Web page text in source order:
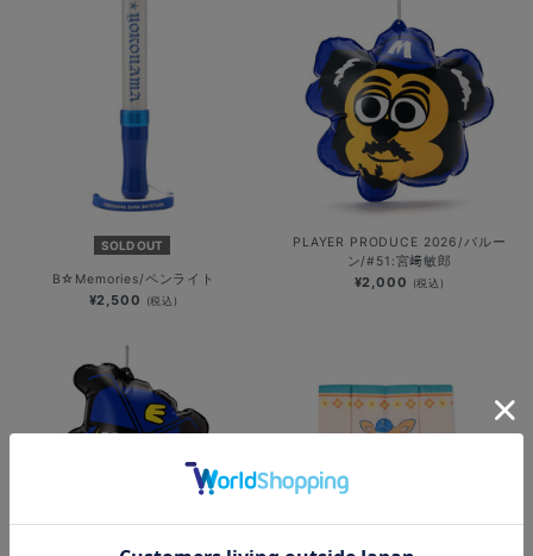
SOLD OUT
B☆Memories/ペンライト
¥2,500 (税込)
PLAYER PRODUCE 2026/バルー
ン/#51:宮﨑敏郎
¥2,000 (税込)